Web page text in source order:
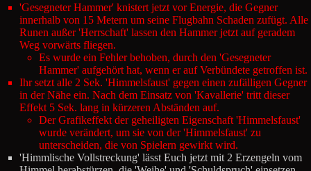
'Gesegneter Hammer' knistert jetzt vor Energie, die Gegner
innerhalb von 15 Metern um seine Flugbahn Schaden zufügt. Alle
Runen außer 'Herrschaft' lassen den Hammer jetzt auf geradem
Weg vorwärts fliegen.
Es wurde ein Fehler behoben, durch den 'Gesegneter
Hammer' aufgehört hat, wenn er auf Verbündete getroffen ist.
Ihr setzt alle 2 Sek. 'Himmelsfaust' gegen einen zufälligen Gegner
in der Nähe ein. Nach dem Einsatz von 'Kavallerie' tritt dieser
Effekt 5 Sek. lang in kürzeren Abständen auf.
Der Grafikeffekt der geheiligten Eigenschaft 'Himmelsfaust'
wurde verändert, um sie von der 'Himmelsfaust' zu
unterscheiden, die von Spielern gewirkt wird.
'Himmlische Vollstreckung' lässt Euch jetzt mit 2 Erzengeln vom